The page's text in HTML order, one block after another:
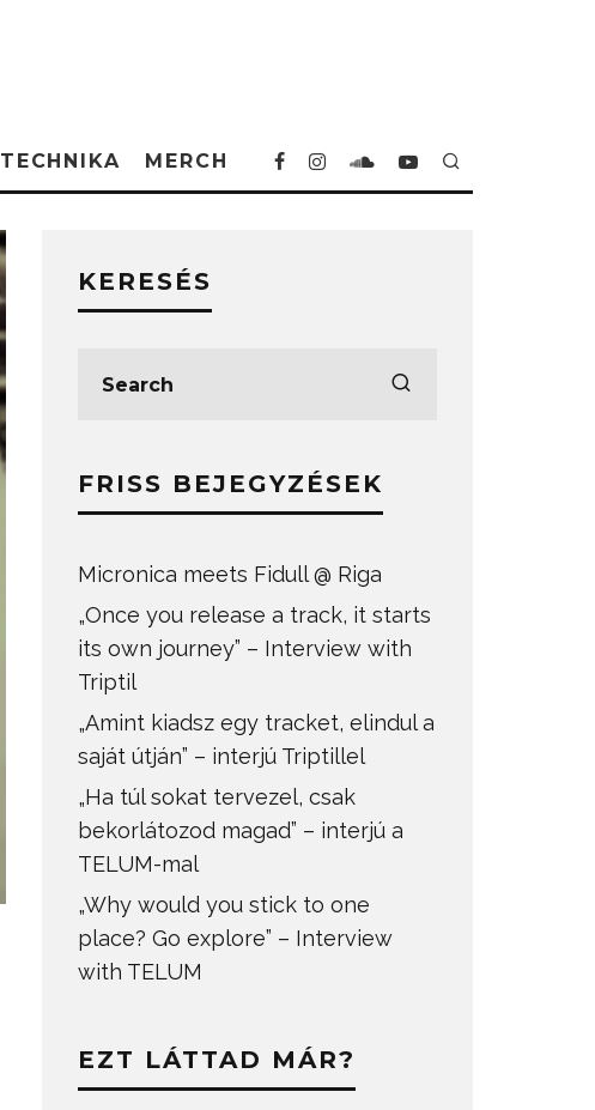
TECHNIKA MERCH
KERESÉS
FRISS BEJEGYZÉSEK
Micronica meets Fidull @ Riga
„Once you release a track, it starts
its own journey” – Interview with
Triptil
„Amint kiadsz egy tracket, elindul a
saját útján” – interjú Triptillel
„Ha túl sokat tervezel, csak
bekorlátozod magad” – interjú a
TELUM-mal
„Why would you stick to one
place? Go explore” – Interview
with TELUM
EZT LÁTTAD MÁR?